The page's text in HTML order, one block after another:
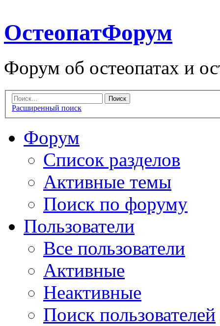
ОстеопатФорум
Форум об остеопатах и
Расширенный поиск
Форум
Список разделов
Активные темы
Поиск по форуму
Пользователи
Все пользователи
Активные
Неактивные
Поиск пользователей